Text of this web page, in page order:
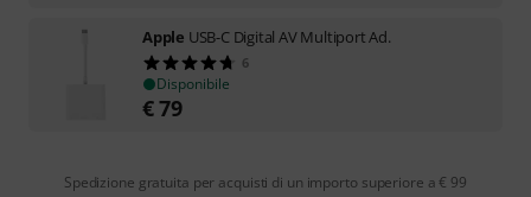
Apple USB-C Digital AV Multiport Ad.
6
Disponibile
€79
Spedizione gratuita per acquisti di un importo superiore a € 99